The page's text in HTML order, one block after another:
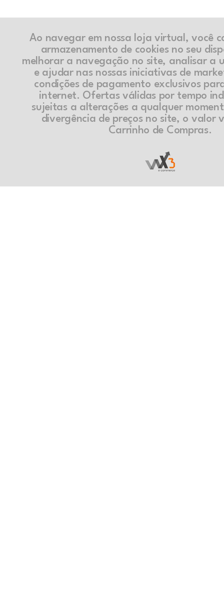
Ao navegar em nossa loja virtual, você
armazenamento de cookies no seu
melhorar a navegação no site, analisar a
e ajudar nas nossas iniciativas de
condições de pagamento exclusivos
internet. Ofertas válidas por tempo
sujeitas a alterações a qualquer
divergência de preços no site, o valor
Carrinho de Compras.